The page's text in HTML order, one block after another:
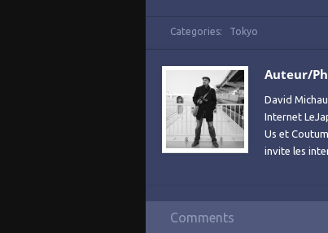
Categories: Tokyo
Auteur/
David
Internet
Us et
invite les
Comments